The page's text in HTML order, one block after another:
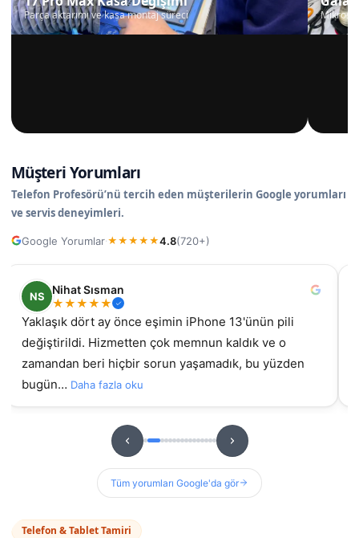
Parça aktarımı ve kasa montaj süreci
Müşteri Yorumları
Telefon Profesörü’nü tercih eden müşterilerin Google yorumları
ve servis deneyimleri.
Google Yorumlar·★ ★ ★ ★ ★4.8(720+)
NS
Nihat Sısman
★★★★★
Yaklaşık dört ay önce eşimin iPhone 13'ünün pili
değiştirildi. Hizmetten çok memnun kaldık ve o
zamandan beri hiçbir sorun yaşamadık, bu yüzden
bugün… Daha fazla oku
Tüm yorumları Google'da gör
Telefon & Tablet Tamiri